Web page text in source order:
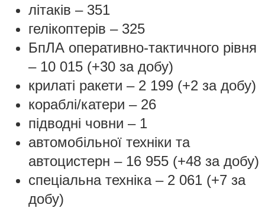
літаків – 351
гелікоптерів – 325
БпЛА оперативно-тактичного рівня
– 10 015 (+30 за добу)
крилаті ракети ‒ 2 199 (+2 за добу)
кораблі/катери ‒ 26
підводні човни – 1
автомобільної техніки та
автоцистерн – 16 955 (+48 за добу)
спеціальна техніка ‒ 2 061 (+7 за
добу)